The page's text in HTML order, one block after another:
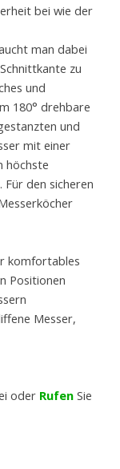
bei wie der
man dabei
zu
und
180° drehbare
und
mit einer
höchste
den sicheren
komfortables
Positionen
Messer,
oder Rufen Sie